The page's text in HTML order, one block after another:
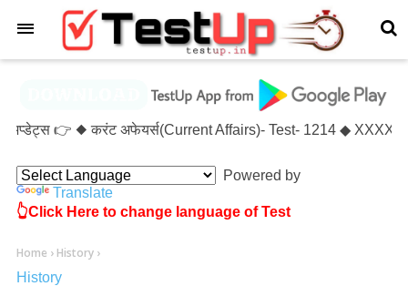
👉 ◆ करंट अफेयर्स(Current Affairs)- Test- 1214 ◆
Powered by
Translate
👆Click Here to change language of Test
Home › History ›
History